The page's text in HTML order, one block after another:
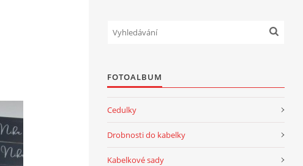
FOTOALBUM
Cedulky
Drobnosti do kabelky
Kabelkové sady